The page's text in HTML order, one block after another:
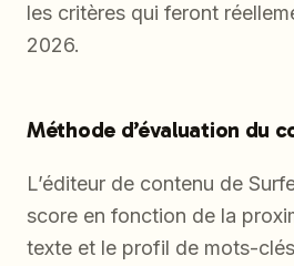
les critères qui feront
2026.
Méthode d’évaluation du
L’éditeur de contenu de
score en fonction de la
texte et le profil de mots-